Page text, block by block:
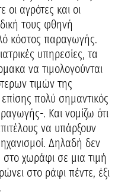
οι αγρότες και οι
τους φθηνή
κόστος παραγωγής.
υπηρεσίες, τα
να τιμολογούνται
τιμών της
πολύ σημαντικός
. Και νομίζω ότι
να υπάρξουν
Δηλαδή δεν
χωράφι σε μια τιμή
στο ράφι πέντε, έξι